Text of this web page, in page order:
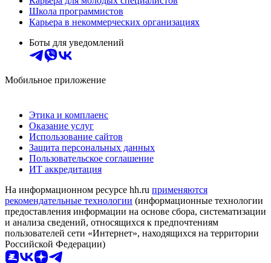
Школа программистов
Карьера в некоммерческих организациях
Боты для уведомлений
Мобильное приложение
Этика и комплаенс
Оказание услуг
Использование сайтов
Защита персональных данных
Пользовательское соглашение
ИТ аккредитация
На информационном ресурсе hh.ru применяются
рекомендательные технологии (информационные технологии
предоставления информации на основе сбора, систематизации
и анализа сведений, относящихся к предпочтениям
пользователей сети «Интернет», находящихся на территории
Российской Федерации)